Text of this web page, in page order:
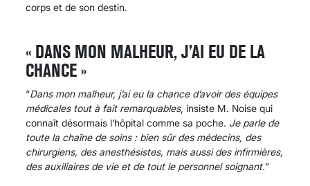
corps et de son destin.
« DANS MON MALHEUR, J’AI EU DE LA
CHANCE »
“Dans mon malheur, j’ai eu la chance d’avoir des équipes
médicales tout à fait remarquables, insiste M. Noise qui
connaît désormais l’hôpital comme sa poche. Je parle de
toute la chaîne de soins : bien sûr des médecins, des
chirurgiens, des anesthésistes, mais aussi des infirmières,
des auxiliaires de vie et de tout le personnel soignant.”